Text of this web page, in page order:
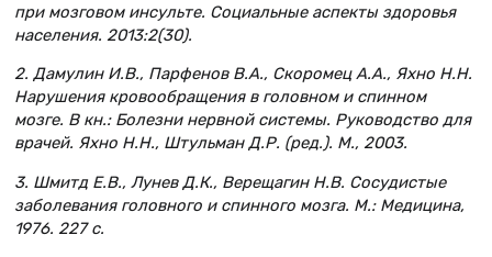
при мозговом инсульте. Социальные аспекты здоровья
населения. 2013:2(30).
2. Дамулин И.В., Парфенов В.А., Скоромец А.А., Яхно Н.Н.
Нарушения кровообращения в головном и спинном
мозге. В кн.: Болезни нервной системы. Руководство для
врачей. Яхно Н.Н., Штульман Д.Р. (ред.). М., 2003.
3. Шмитд Е.В., Лунев Д.К., Верещагин Н.В. Сосудистые
заболевания головного и спинного мозга. М.: Медицина,
1976. 227 с.